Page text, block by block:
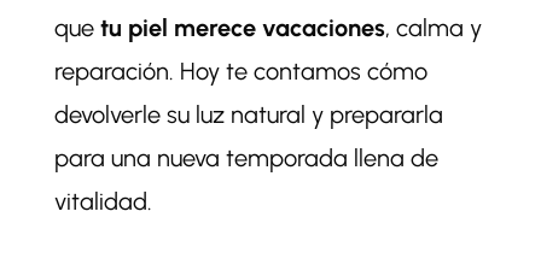
que tu piel merece vacaciones, calma y
reparación. Hoy te contamos cómo
devolverle su luz natural y prepararla
para una nueva temporada llena de
vitalidad.